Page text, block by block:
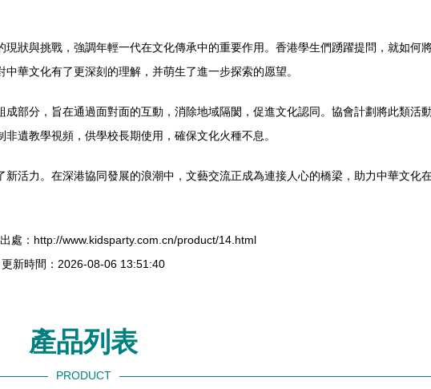
狀與挑戰，強調年輕一代在文化傳承中的重要作用。香港學生們踴躍提問，就如何
華文化有了更深刻的理解，并萌生了進一步探索的愿望。
部分，旨在通過面對面的互動，消除地域隔閡，促進文化認同。協會計劃將此類活
遺教學視頻，供學校長期使用，確保文化火種不息。
活力。在深港協同發展的浪潮中，文藝交流正成為連接人心的橋梁，助力中華文化在
處：http://www.kidsparty.com.cn/product/14.html
更新時間：2026-08-06 13:51:40
產品列表
PRODUCT